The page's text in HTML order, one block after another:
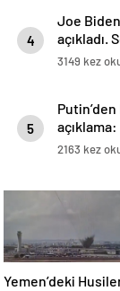
4
Joe
açıkladı.
3149 kez
5
Putin’den
2163 kez
Yemen’deki